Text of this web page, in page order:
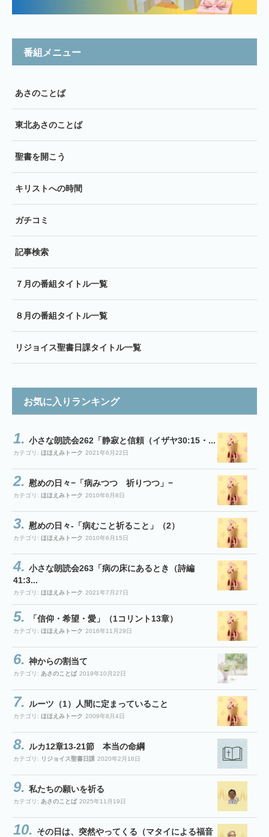
番組メニュー
あさのことば
東北あさのことば
聖書を開こう
キリストへの時間
ガチコミ
記事検索
７月の番組タイトル一覧
８月の番組タイトル一覧
リジョイス聖書日課タイトル一覧
お気に入りランキング
小さな朗読会262「静寂と信頼（イザヤ30:15・...
カテゴリ: ほほえみトーク 2021年6月22日
慰めの日々−「病みつつ 祈りつつ」−
カテゴリ: ほほえみトーク 2010年6月8日
慰めの日々-「病むこと祈ること」（2）
カテゴリ: ほほえみトーク 2010年6月15日
小さな朗読会263「病の床にあるとき（詩編
41:3...
カテゴリ: ほほえみトーク 2021年7月27日
「信仰・希望・愛」（1コリント13章）
カテゴリ: ほほえみトーク 2016年11月29日
神からの割当て
カテゴリ: あさのことば 2019年10月22日
ルーツ（1）人間に定まっていること
カテゴリ: ほほえみトーク 2009年8月4日
ルカ12章13-21節 本当の命綱
カテゴリ: リジョイス聖書日課 2020年2月18日
私たちの願いを祈る
カテゴリ: あさのことば 2025年11月19日
その日は、突然やってくる（マタイによる福音